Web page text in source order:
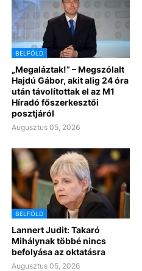
BELFÖLD
„Megaláztak!” – Megszólalt
Hajdú Gábor, akit alig 24 óra
után távolítottak el az M1
Híradó főszerkesztői
posztjáról
Augusztus 05, 2026
BELFÖLD
Lannert Judit: Takaró
Mihálynak többé nincs
befolyása az oktatásra
Augusztus 05, 2026